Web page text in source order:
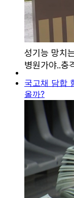
국고채 담합
올까?